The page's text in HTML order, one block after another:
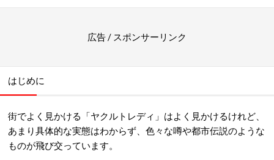
広告 / スポンサーリンク
はじめに
街でよく見かける「ヤクルトレディ」はよく見かけるけれど、
あまり具体的な実態はわからず、色々な噂や都市伝説のような
ものが飛び交っています。